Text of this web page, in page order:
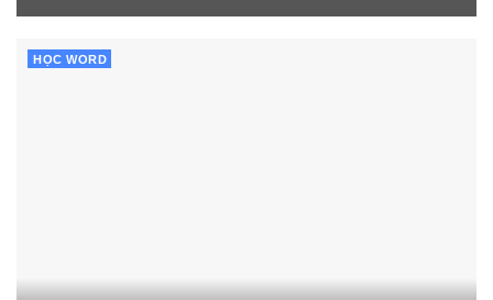
HỌC WORD